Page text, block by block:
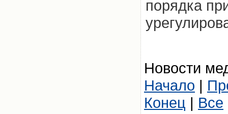
порядка
Новости
Начало |
Конец | Все